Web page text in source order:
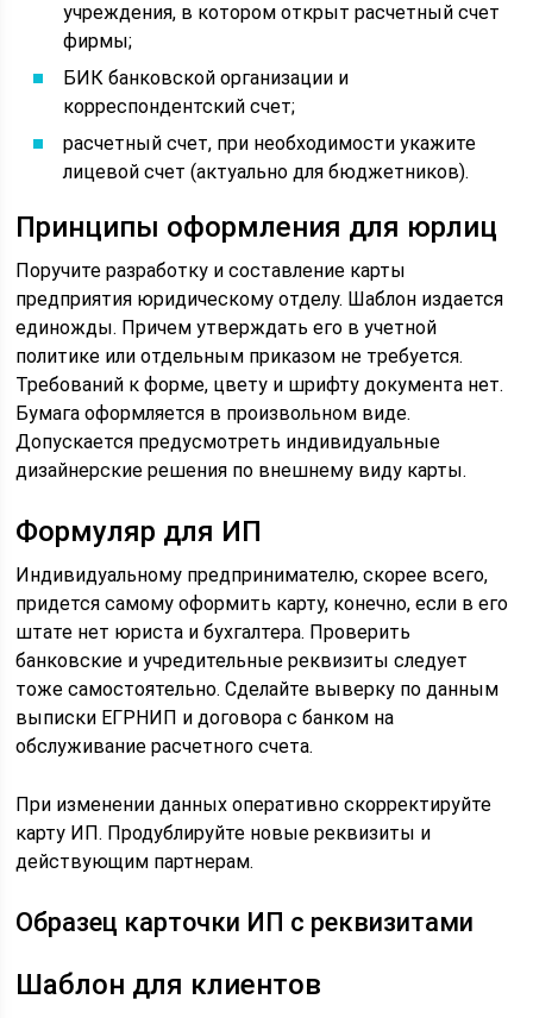
учреждения, в котором открыт расчетный счет
фирмы;
БИК банковской организации и
корреспондентский счет;
расчетный счет, при необходимости укажите
лицевой счет (актуально для бюджетников).
Принципы оформления для юрлиц
Поручите разработку и составление карты
предприятия юридическому отделу. Шаблон издается
единожды. Причем утверждать его в учетной
политике или отдельным приказом не требуется.
Требований к форме, цвету и шрифту документа нет.
Бумага оформляется в произвольном виде.
Допускается предусмотреть индивидуальные
дизайнерские решения по внешнему виду карты.
Формуляр для ИП
Индивидуальному предпринимателю, скорее всего,
придется самому оформить карту, конечно, если в его
штате нет юриста и бухгалтера. Проверить
банковские и учредительные реквизиты следует
тоже самостоятельно. Сделайте выверку по данным
выписки ЕГРНИП и договора с банком на
обслуживание расчетного счета.
При изменении данных оперативно скорректируйте
карту ИП. Продублируйте новые реквизиты и
действующим партнерам.
Образец карточки ИП с реквизитами
Шаблон для клиентов